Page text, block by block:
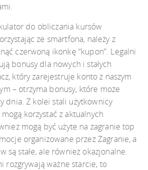
do obliczania kursów
ze smartfona, należy z
czerwoną ikonkę “kupon”. Legalni
bonusy dla nowych i stałych
który zarejestruje konto z naszym
– otrzyma bonusy, które może
dnia. Z kolei stali użytkownicy
korzystać z aktualnych
mogą być użyte na zagranie top
organizowane przez Zagranie, a
są stałe, ale również okazjonalne.
rozgrywają ważne starcie, to